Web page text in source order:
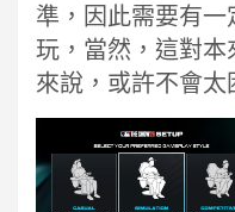
準，因此需要有
玩，當然，這對
來說，或許不會太